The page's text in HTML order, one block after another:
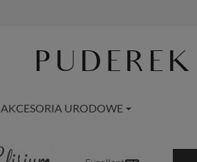
AKCESORIA URODOWE